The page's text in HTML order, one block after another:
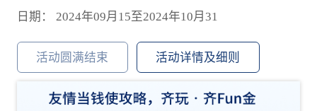
日期： 2024年09月15至2024年10月31
活动圆满结束 活动详情及细则